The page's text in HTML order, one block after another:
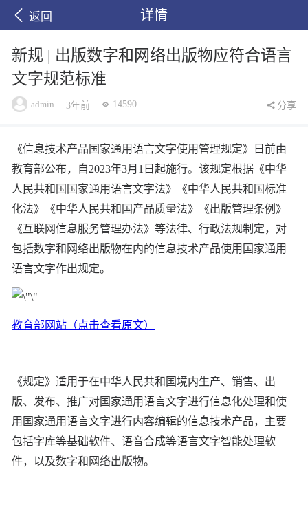
返回 详情
新规 | 出版数字和网络出版物应符合语言
文字规范标准
admin 3年前 14590 分享
《信息技术产品国家通用语言文字使用管理规定》日前由
教育部公布，自2023年3月1日起施行。该规定根据《中华
人民共和国国家通用语言文字法》《中华人民共和国标准
化法》《中华人民共和国产品质量法》《出版管理条例》
《互联网信息服务管理办法》等法律、行政法规制定，对
包括数字和网络出版物在内的信息技术产品使用国家通用
语言文字作出规定。
教育部网站（点击查看原文）
《规定》适用于在中华人民共和国境内生产、销售、出
版、发布、推广对国家通用语言文字进行信息化处理和使
用国家通用语言文字进行内容编辑的信息技术产品，主要
包括字库等基础软件、语音合成等语言文字智能处理软
件，以及数字和网络出版物。